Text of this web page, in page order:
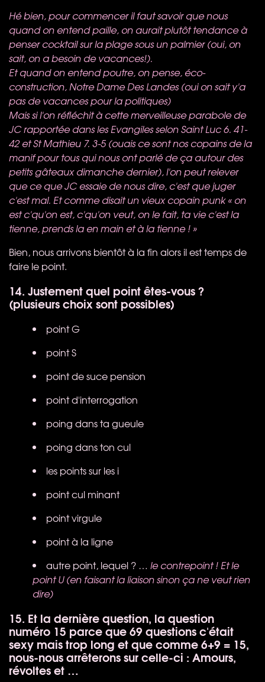
Hé bien, pour commencer il faut savoir que nous
quand on entend paille, on aurait plutôt tendance à
penser cocktail sur la plage sous un palmier (oui, on
sait, on a besoin de vacances!).
Et quand on entend poutre, on pense, éco-
construction, Notre Dame Des Landes (oui on sait y'a
pas de vacances pour la politiques)
Mais si l'on réfléchit à cette merveilleuse parabole de
JC rapportée dans les Evangiles selon Saint Luc 6. 41-
42 et St Mathieu 7. 3-5 (ouais ce sont nos copains de la
manif pour tous qui nous ont parlé de ça autour des
petits gâteaux dimanche dernier), l'on peut relever
que ce que JC essaie de nous dire, c'est que juger
c'est mal. Et comme disait un vieux copain punk « on
est c'qu'on est, c'qu'on veut, on le fait, ta vie c'est la
tienne, prends la en main et à la tienne ! »
Bien, nous arrivons bientôt à la fin alors il est temps de
faire le point.
14. Justement quel point êtes-vous ?
(plusieurs choix sont possibles)
point G
point S
point de suce pension
point d'interrogation
poing dans ta gueule
poing dans ton cul
les points sur les i
point cul minant
point virgule
point à la ligne
autre point, lequel ? … le contrepoint ! Et le
point U (en faisant la liaison sinon ça ne veut rien
dire)
15. Et la dernière question, la question
numéro 15 parce que 69 questions c'était
sexy mais trop long et que comme 6+9 = 15,
nous-nous arrêterons sur celle-ci : Amours,
révoltes et …